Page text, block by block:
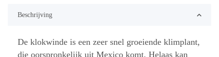
Beschrijving
De klokwinde is een zeer snel groeiende klimplant,
die oorspronkelijk uit Mexico komt. Helaas kan